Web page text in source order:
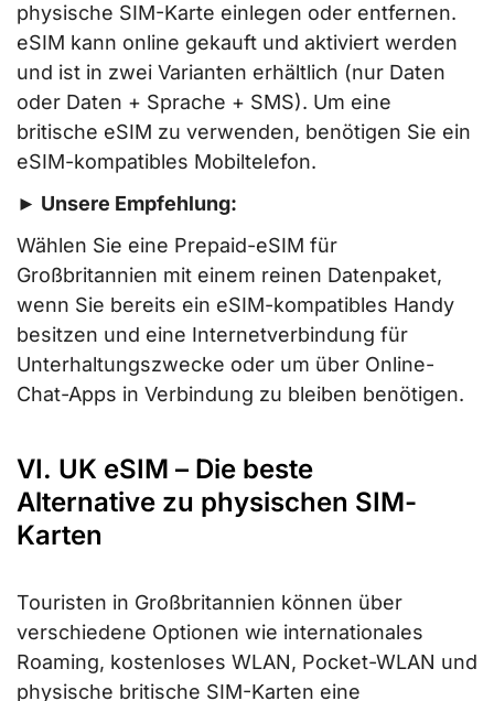
physische SIM-Karte einlegen oder entfernen.
eSIM kann online gekauft und aktiviert werden
und ist in zwei Varianten erhältlich (nur Daten
oder Daten + Sprache + SMS). Um eine
britische eSIM zu verwenden, benötigen Sie ein
eSIM-kompatibles Mobiltelefon.
► Unsere Empfehlung:
Wählen Sie eine Prepaid-eSIM für
Großbritannien mit einem reinen Datenpaket,
wenn Sie bereits ein eSIM-kompatibles Handy
besitzen und eine Internetverbindung für
Unterhaltungszwecke oder um über Online-
Chat-Apps in Verbindung zu bleiben benötigen.
VI. UK eSIM – Die beste
Alternative zu physischen SIM-
Karten
Touristen in Großbritannien können über
verschiedene Optionen wie internationales
Roaming, kostenloses WLAN, Pocket-WLAN und
physische britische SIM-Karten eine